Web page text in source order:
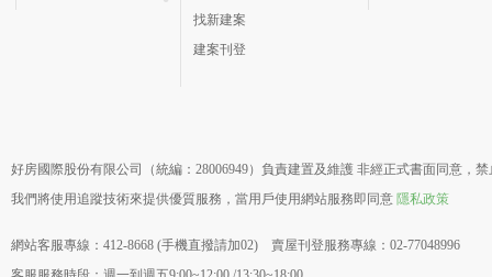
找新建案
建案刊登
好房國際股份有限公司（統編：28006949）負責建置及維護 非經正式書面同意，
我們將使用追蹤技術來提供優質服務，當用戶使用網站服務即同意 隱私政策
網站客服專線：412-8668 (手機直撥請加02) 賣屋刊登服務專線：02-77048996